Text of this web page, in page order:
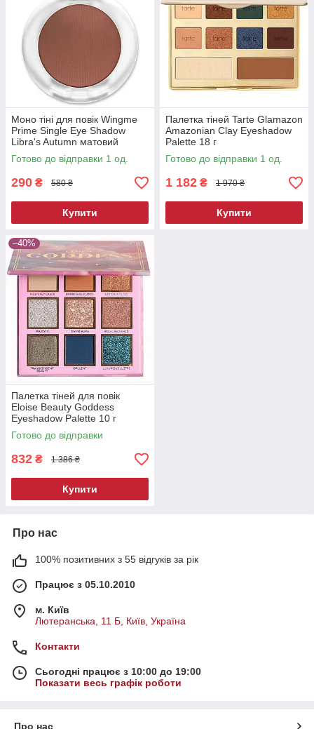
Моно тіні для повік Wingme
Prime Single Eye Shadow
Libra's Autumn матовий
теракота 2 г
Готово до відправки 1 од.
290 ₴ 580 ₴
Купити
Палетка тіней Tarte Glamazon
Amazonian Clay Eyeshadow
Palette 18 г
Готово до відправки 1 од.
1 182 ₴ 1 970 ₴
Купити
–40%
Палетка тіней для повік
Eloise Beauty Goddess
Eyeshadow Palette 10 г
Готово до відправки
832 ₴ 1 386 ₴
Купити
Про нас
100% позитивних з 55 відгуків за рік
Працює з 05.10.2010
м. Київ
Лютеранська, 11 Б, Київ, Україна
Контакти
Сьогодні працює з 10:00 до 19:00
Показати весь графік роботи
Про нас